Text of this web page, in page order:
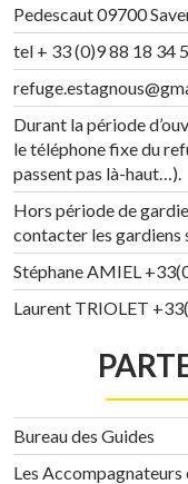
Pedescaut 09700
tel + 33 (0)9 88 18 34
Durant la période
le téléphone fixe du
passent pas là-haut…).
Hors période de
contacter les gardiens
Stéphane AMIEL
Laurent TRIOLET
Bureau des Guides
Les Accompagnateurs